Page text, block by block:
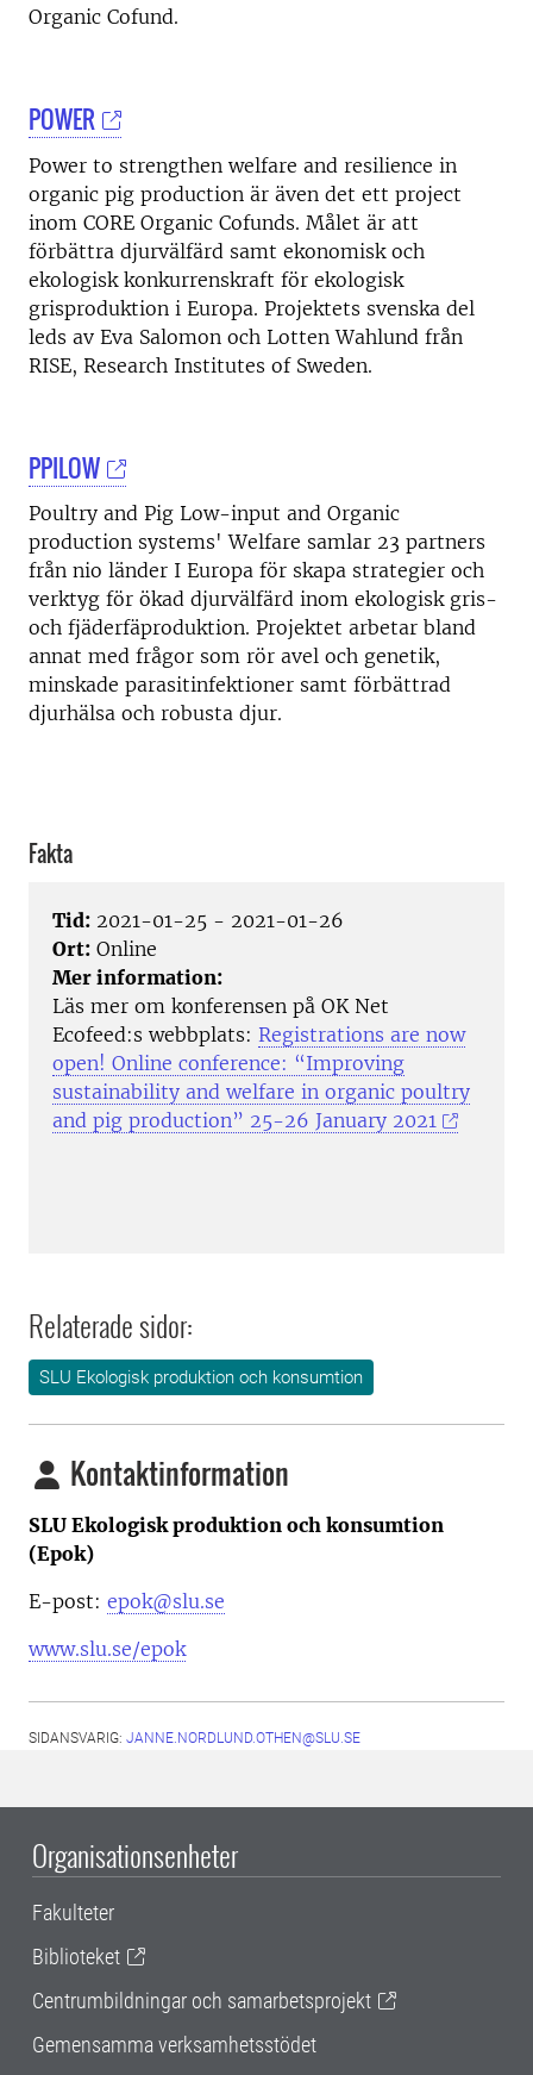
Organic Cofund.
POWER
Power to strengthen welfare and resilience in
organic pig production är även det ett project
inom CORE Organic Cofunds. Målet är att
förbättra djurvälfärd samt ekonomisk och
ekologisk konkurrenskraft för ekologisk
grisproduktion i Europa. Projektets svenska del
leds av Eva Salomon och Lotten Wahlund från
RISE, Research Institutes of Sweden.
PPILOW
Poultry and Pig Low-input and Organic
production systems' Welfare samlar 23 partners
från nio länder I Europa för skapa strategier och
verktyg för ökad djurvälfärd inom ekologisk gris-
och fjäderfäproduktion. Projektet arbetar bland
annat med frågor som rör avel och genetik,
minskade parasitinfektioner samt förbättrad
djurhälsa och robusta djur.
Fakta
Tid: 2021-01-25 - 2021-01-26
Ort: Online
Mer information:
Läs mer om konferensen på OK Net
Ecofeed:s webbplats: Registrations are now
open! Online conference: “Improving
sustainability and welfare in organic poultry
and pig production” 25-26 January 2021
Relaterade sidor:
SLU Ekologisk produktion och konsumtion
Kontaktinformation
SLU Ekologisk produktion och konsumtion
(Epok)
E-post: epok@slu.se
www.slu.se/epok
SIDANSVARIG: JANNE.NORDLUND.OTHEN@SLU.SE
Organisationsenheter
Fakulteter
Biblioteket
Centrumbildningar och samarbetsprojekt
Gemensamma verksamhetsstödet